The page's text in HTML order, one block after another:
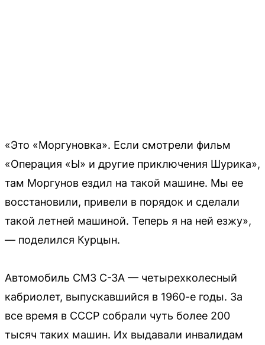
«Это «Моргуновка». Если смотрели фильм
«Операция «Ы» и другие приключения Шурика»,
там Моргунов ездил на такой машине. Мы ее
восстановили, привели в порядок и сделали
такой летней машиной. Теперь я на ней езжу»,
— поделился Курцын.
Автомобиль СМЗ С-ЗА — четырехколесный
кабриолет, выпускавшийся в 1960-е годы. За
все время в СССР собрали чуть более 200
тысяч таких машин. Их выдавали инвалидам